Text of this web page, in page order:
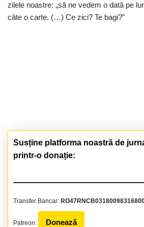
zilele noastre: „să ne vedem o dată pe
câte o carte. (…) Ce zici? Te bagi?”
Susține platforma noastră de
printr-o donație:
Transfer Bancar:
Patreon: Donează